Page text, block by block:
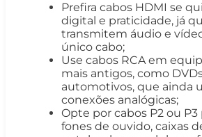
Prefira cabos HDMI se
digital e praticidade, já
transmitem áudio e
único cabo;
Use cabos RCA em
mais antigos, como
automotivos, que ainda
conexões analógicas;
Opte por cabos P2 ou
fones de ouvido, caixas